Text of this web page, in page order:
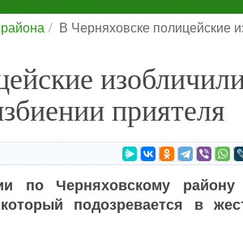
В Черняховске полицейские
приятеля
по Черняховскому району
подозревается в